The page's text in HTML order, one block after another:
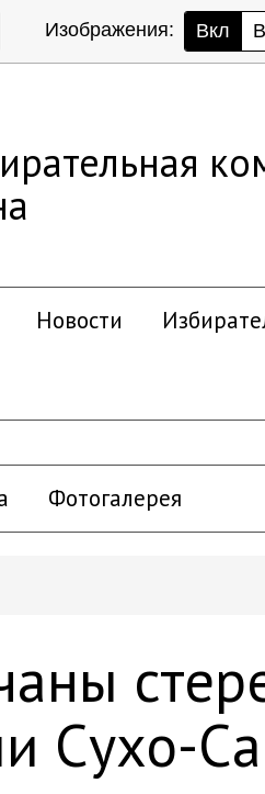
Изображения: Вкл
Новости
Фотогалерея
Сухо-